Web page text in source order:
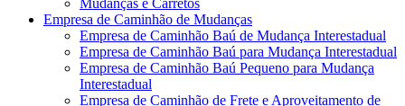
Mudanças e Carretos
Empresa de Caminhão de Mudanças
Empresa de Caminhão Baú de Mudança Interestadual
Empresa de Caminhão Baú para Mudança Interestadual
Empresa de Caminhão Baú Pequeno para Mudança
Interestadual
Empresa de Caminhão de Frete e Aproveitamento de